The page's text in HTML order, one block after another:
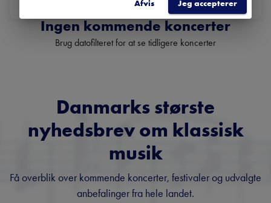
Ingen kommende koncerter
Brug datofilteret for at se tidligere koncerter
Danmarks største
nyhedsbrev om klassisk
musik
Få overblik over kommende koncerter, festivaler og udvalgte
anbefalinger fra hele landet.
Afvis Jeg accepterer